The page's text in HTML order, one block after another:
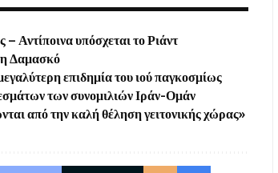
Αντίποινα υπόσχεται το Ριάντ
Δαμασκό
επιδημία του ιού παγκοσμίως
των συνομιλιών Ιράν-Ομάν
από την καλή θέληση γειτονικής χώρας»